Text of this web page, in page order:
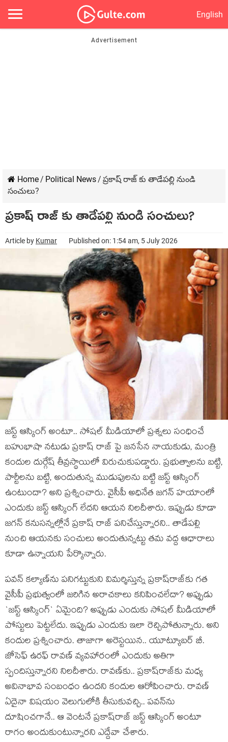
English
Home/ Political News/ ప్రకాష్ రాజ్ కు తాడేపల్లి నుండి
సంచులు?
ప్రకాష్ రాజ్ కు తాడేపల్లి నుండి సంచులు?
Article by Kumar Published on: 1:54 am, 5 July 2026
జ‌స్ట్ ఆస్కింగ్ అంటూ.. సోష‌ల్ మీడియాలో ప్ర‌శ్న‌లు సంధించే
బ‌హుభాషా న‌టుడు ప్ర‌కాష్‌ రాజ్‌ పై జ‌న‌సేన నాయ‌కుడు, మంత్రి
కందుల దుర్గేష్ తీవ్ర‌స్థాయిలో విరుచుకుప‌డ్డారు. ప్ర‌భుత్వాల‌ను బ‌ట్టి,
పార్టీల‌ను బట్టి, అందుతున్న ముడుపుల‌ను బ‌ట్టి జ‌స్ట్ ఆస్కింగ్
ఉంటుందా? అని ప్ర‌శ్నించారు. వైసీపీ అధినేత జ‌గ‌న్ హ‌యాంలో
ఎందుకు జ‌స్ట్ ఆస్కింగ్ లేద‌ని ఆయ‌న నిల‌దీశారు. ఇప్పుడు కూడా
జ‌గ‌న్ క‌నుస‌న్న‌ల్లోనే ప్ర‌కాష్ రాజ్ ప‌నిచేస్తున్నార‌ని.. తాడేప‌ల్లి
నుంచి ఆయ‌న‌కు సంచులు అందుతున్న‌ట్టు త‌మ వ‌ద్ద ఆధారాలు
కూడా ఉన్నాయ‌ని పేర్కొన్నారు.
ప‌వ‌న్ క‌ల్యాణ్‌ను ప‌నిగ‌ట్టుకుని విమ‌ర్శిస్తున్న ప్ర‌కాష్‌రాజ్‌కు గ‌త
వైసీపీ ప్ర‌భుత్వంలో జ‌రిగిన అరాచ‌కాలు క‌నిపించ‌లేదా? అప్పుడు
`జ‌స్ట్ ఆస్కింగ్‌` ఏమైంది? అప్పుడు ఎందుకు సోష‌ల్ మీడియాలో
పోస్టులు పెట్ట‌లేదు. ఇప్పుడు ఎందుకు ఇలా రెచ్చిపోతున్నారు. అని
కందుల ప్ర‌శ్నించారు. తాజాగా అరెస్ట‌యిన‌.. యూట్యూబ‌ర్ బీ.
జోసెఫ్ ఉర‌ఫ్ రావ‌ణ్ వ్య‌వ‌హారంలో ఎందుకు అతిగా
స్పందిస్తున్నార‌ని నిల‌దీశారు. రావ‌ణ్‌కు.. ప్ర‌కాష్‌రాజ్‌కు మ‌ధ్య
అవినాభావ సంబంధం ఉంద‌ని కందుల ఆరోపించారు. రావ‌ణ్
ఏదైనా విష‌యం వెలుగులోకి తీసుకువ‌చ్చి.. ప‌వ‌న్‌ను
దూషించ‌గానే.. ఆ వెంట‌నే ప్ర‌కాష్‌రాజ్ జ‌స్ట్ ఆస్కింగ్ అంటూ
రాగం అందుకుంటున్నార‌ని ఎద్దేవా చేశారు.